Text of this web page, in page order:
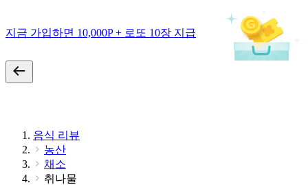
지금 가입하면 10,000P + 로또 10장 지급
음식 리뷰
농산
채소
취나물